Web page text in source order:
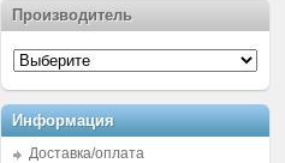
Производитель
Информация
Доставка/оплата